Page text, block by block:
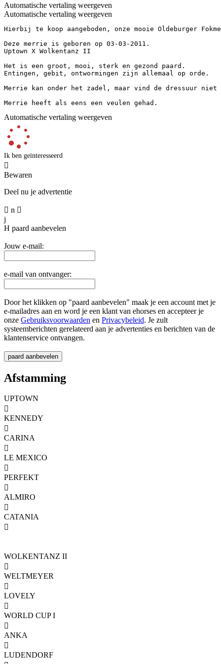
Automatische vertaling weergeven
Automatische vertaling weergeven
Hierbij te koop aangeboden, onze mooie Oldeburger
Deze merrie is geboren op 03-03-2011.
Uptown X Wolkentanz II
Het is een groot, mooi, sterk en gezond paard.
Entingen, gebit, ontwormingen zijn allemaal op orde.
Merrie kan onder het zadel, maar vind de dressuur
Merrie heeft als eens een veulen gehad.
Automatische vertaling weergeven
Ik ben geïnteresseerd

Bewaren
Deel nu je advertentie
 n 
j
H paard aanbevelen
Jouw e-mail:
e-mail van ontvanger:
Door het klikken op "paard aanbevelen" maak je een account met je
e-mailadres aan en word je een klant van ehorses en accepteer je
onze Gebruiksvoorwaarden en Privacybeleid. Je zult
systeemberichten gerelateerd aan je advertenties en berichten van de
klantenservice ontvangen.
Afstamming
UPTOWN

KENNEDY

CARINA

LE MEXICO

PERFEKT

ALMIRO

CATANIA

WOLKENTANZ II

WELTMEYER

LOVELY

WORLD CUP I

ANKA

LUDENDORF